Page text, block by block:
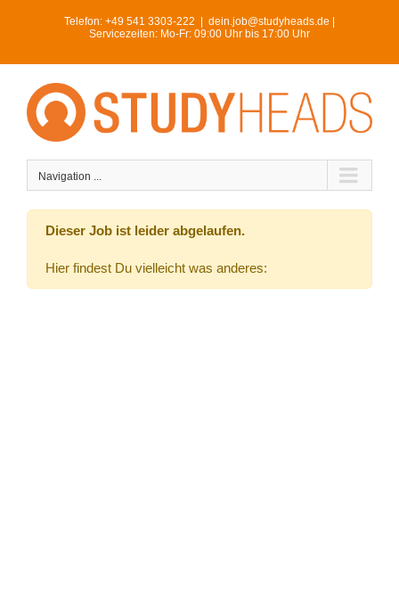
Telefon: +49 541 3303-222
dein.job@studyheads.de |
Servicezeiten: Mo-Fr: 09:00 Uhr bis 17:00 Uhr
Navigation ...
Dieser Job ist leider abgelaufen.
Hier findest Du vielleicht was anderes: